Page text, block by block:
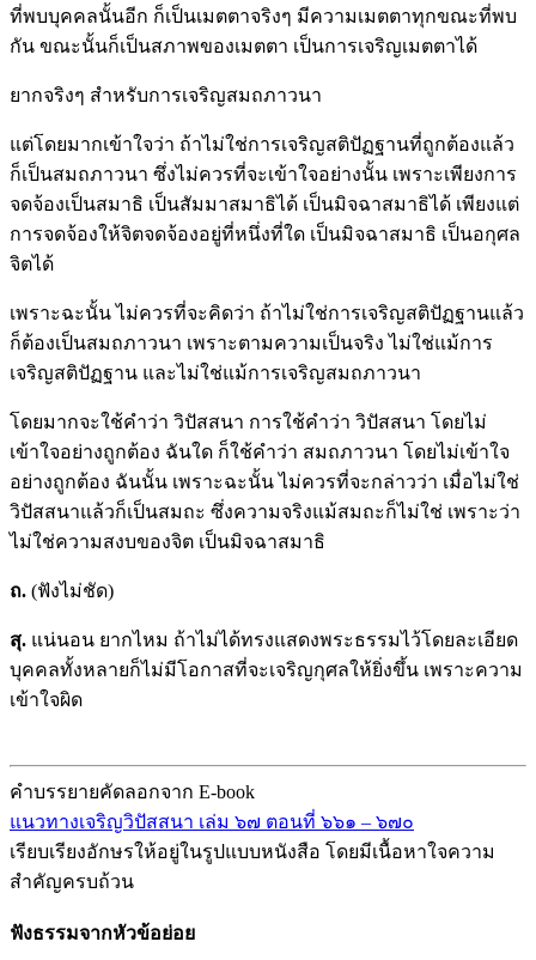
ที่พบบุคคลนั้นอีก ก็เป็นเมตตาจริงๆ มีความเมตตาทุกขณะที่พบ
กัน ขณะนั้นก็เป็นสภาพของเมตตา เป็นการเจริญเมตตาได้
ยากจริงๆ สำหรับการเจริญสมถภาวนา
แต่โดยมากเข้าใจว่า ถ้าไม่ใช่การเจริญสติปัฏฐานที่ถูกต้องแล้ว
ก็เป็นสมถภาวนา ซึ่งไม่ควรที่จะเข้าใจอย่างนั้น เพราะเพียงการ
จดจ้องเป็นสมาธิ เป็นสัมมาสมาธิได้ เป็นมิจฉาสมาธิได้ เพียงแต่
การจดจ้องให้จิตจดจ้องอยู่ที่หนึ่งที่ใด เป็นมิจฉาสมาธิ เป็นอกุศล
จิตได้
เพราะฉะนั้น ไม่ควรที่จะคิดว่า ถ้าไม่ใช่การเจริญสติปัฏฐานแล้ว
ก็ต้องเป็นสมถภาวนา เพราะตามความเป็นจริง ไม่ใช่แม้การ
เจริญสติปัฏฐาน และไม่ใช่แม้การเจริญสมถภาวนา
โดยมากจะใช้คำว่า วิปัสสนา การใช้คำว่า วิปัสสนา โดยไม่
เข้าใจอย่างถูกต้อง ฉันใด ก็ใช้คำว่า สมถภาวนา โดยไม่เข้าใจ
อย่างถูกต้อง ฉันนั้น เพราะฉะนั้น ไม่ควรที่จะกล่าวว่า เมื่อไม่ใช่
วิปัสสนาแล้วก็เป็นสมถะ ซึ่งความจริงแม้สมถะก็ไม่ใช่ เพราะว่า
ไม่ใช่ความสงบของจิต เป็นมิจฉาสมาธิ
ถ. (ฟังไม่ชัด)
สุ. แน่นอน ยากไหม ถ้าไม่ได้ทรงแสดงพระธรรมไว้โดยละเอียด
บุคคลทั้งหลายก็ไม่มีโอกาสที่จะเจริญกุศลให้ยิ่งขึ้น เพราะความ
เข้าใจผิด
คำบรรยายคัดลอกจาก E-book
แนวทางเจริญวิปัสสนา เล่ม ๖๗ ตอนที่ ๖๖๑ – ๖๗๐
เรียบเรียงอักษรให้อยู่ในรูปแบบหนังสือ โดยมีเนื้อหาใจความ
สำคัญครบถ้วน
ฟังธรรมจากหัวข้อย่อย